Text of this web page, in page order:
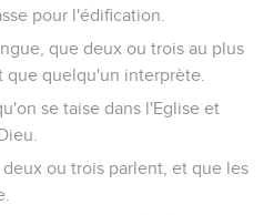
pour l'édification.
que deux ou trois au plus
que quelqu'un interprète.
se taise dans l'Eglise et
ou trois parlent, et que les